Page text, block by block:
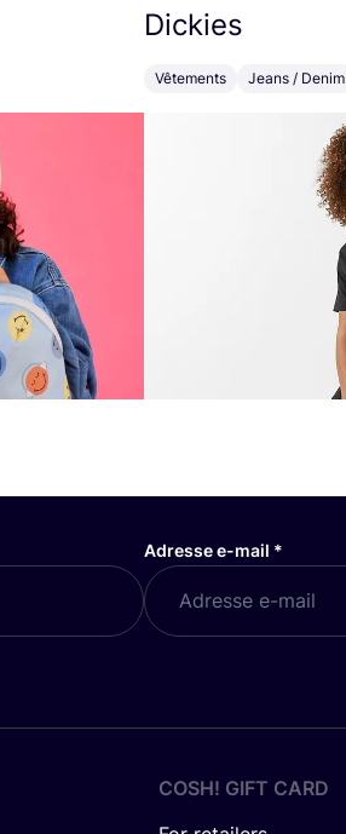
Dickies
Vêtements Jeans / Denim
Adresse e-mail *
COSH! GIFT CARD